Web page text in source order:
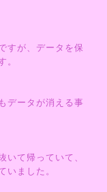
すが、データを保
。
データが消える事
いて帰っていて、
いました。